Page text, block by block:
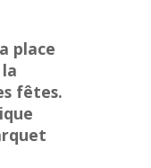
place
fêtes.